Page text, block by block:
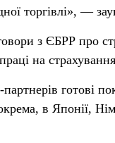
торгівлі», —
з ЄБРР про
на
готові
в Японії,